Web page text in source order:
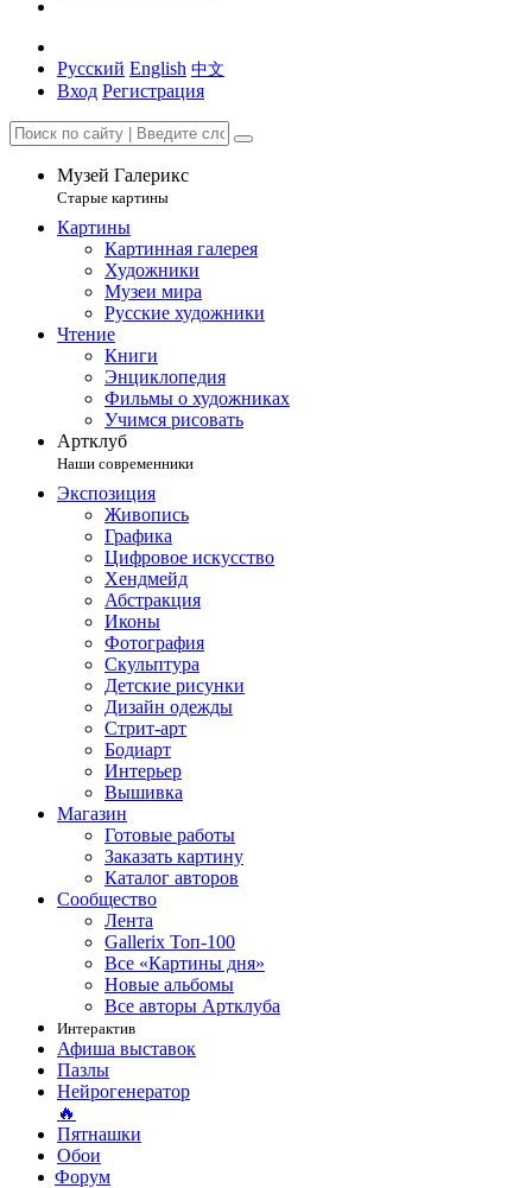
Русский English 中文
Вход Регистрация
Музей Галерикс
Старые картины
Картины
Картинная галерея
Художники
Музеи мира
Русские художники
Чтение
Книги
Энциклопедия
Фильмы о художниках
Учимся рисовать
Артклуб
Наши современники
Экспозиция
Живопись
Графика
Цифровое искусство
Хендмейд
Абстракция
Иконы
Фотография
Скульптура
Детские рисунки
Дизайн одежды
Стрит-арт
Бодиарт
Интерьер
Вышивка
Магазин
Готовые работы
Заказать картину
Каталог авторов
Сообщество
Лента
Gallerix Топ-100
Все «Картины дня»
Новые альбомы
Все авторы Артклуба
Интерактив
Афиша выставок
Пазлы
Нейрогенератор
🔥
Пятнашки
Обои
Форум